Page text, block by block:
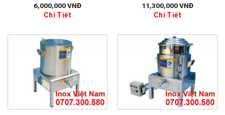
6,000,000VNĐ
Chi Tiết
11,300,000VNĐ
Chi Tiết